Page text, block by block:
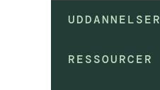
UDDANNELSER
RESSOURCER